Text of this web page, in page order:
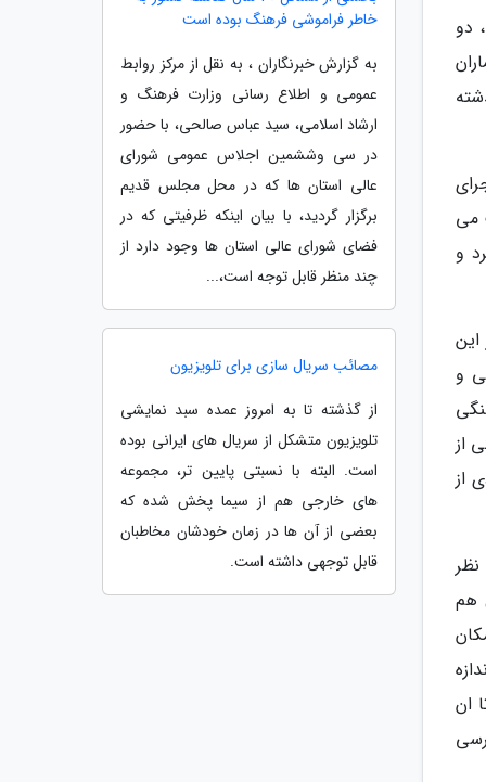
دو
بیماران
روزانه کرونا مدتی است از 100 نفر گذشته
شرایط اجرای
می
درصد نزول کرد و
و
از
از
هم
تا ان
خاطر فراموشی فرهنگ بوده است
به گزارش خبرنگاران ، به نقل از مرکز روابط
عمومی و اطلاع رسانی وزارت فرهنگ و
ارشاد اسلامی، سید عباس صالحی، با حضور
در سی وششمین اجلاس عمومی شورای
عالی استان ها که در محل مجلس قدیم
برگزار گردید، با بیان اینکه ظرفیتی که در
فضای شورای عالی استان ها وجود دارد از
چند منظر قابل توجه است،...
مصائب سریال سازی برای تلویزیون
از گذشته تا به امروز عمده سبد نمایشی
تلویزیون متشکل از سریال های ایرانی بوده
است. البته با نسبتی پایین تر، مجموعه
های خارجی هم از سیما پخش شده که
بعضی از آن ها در زمان خودشان مخاطبان
قابل توجهی داشته است.